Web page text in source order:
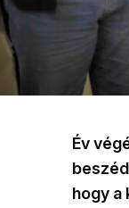
Év
hogy a